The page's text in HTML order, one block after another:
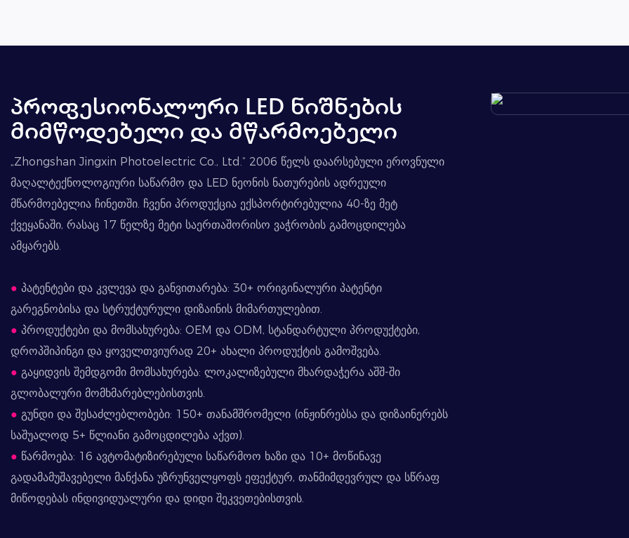
პროფესიონალური LED ნიშნების
მიმწოდებელი და მწარმოებელი
„Zhongshan Jingxin Photoelectric Co., Ltd.“ 2006 წელს დაარსებული ეროვნული
მაღალტექნოლოგიური საწარმო და LED ნეონის ნათურების ადრეული
მწარმოებელია ჩინეთში. ჩვენი პროდუქცია ექსპორტირებულია 40-ზე მეტ
ქვეყანაში, რასაც 17 წელზე მეტი საერთაშორისო ვაჭრობის გამოცდილება
ამყარებს.
● პატენტები და კვლევა და განვითარება: 30+ ორიგინალური პატენტი
გარეგნობისა და სტრუქტურული დიზაინის მიმართულებით.
● პროდუქტები და მომსახურება: OEM და ODM, სტანდარტული პროდუქტები,
დროპშიპინგი და ყოველთვიურად 20+ ახალი პროდუქტის გამოშვება.
● გაყიდვის შემდგომი მომსახურება: ლოკალიზებული მხარდაჭერა აშშ-ში
გლობალური მომხმარებლებისთვის.
● გუნდი და შესაძლებლობები: 150+ თანამშრომელი (ინჟინრებსა და დიზაინერებს
საშუალოდ 5+ წლიანი გამოცდილება აქვთ).
● წარმოება: 16 ავტომატიზირებული საწარმოო ხაზი და 10+ მოწინავე
გადამამუშავებელი მანქანა უზრუნველყოფს ეფექტურ, თანმიმდევრულ და სწრაფ
მიწოდებას ინდივიდუალური და დიდი შეკვეთებისთვის.